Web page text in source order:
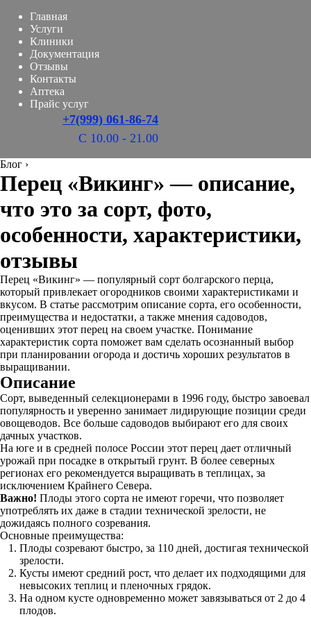
Главная
Услуги
Клиники
Документация
Отзывы
Контакты
Аптека
Прайс услуг
+7(999) 061-86-74
С 10.00 - 21.00
Блог ›
Перец «Викинг» — описание,
что это за сорт, фото,
особенности, характеристики,
отзывы
Перец «Викинг» — популярный сорт болгарского перца,
который привлекает огородников своими характеристиками и
вкусом. В статье рассмотрим описание сорта, его особенности,
преимущества и недостатки, а также мнения садоводов,
оценивших этот перец на своем участке. Понимание
характеристик сорта поможет вам сделать осознанный выбор
при планировании огорода и достичь хороших результатов в
выращивании.
Описание
Сорт, выведенный селекционерами в 1996 году, быстро завоевал
популярность и уверенно занимает лидирующие позиции среди
овощеводов. Все больше садоводов выбирают его для своих
дачных участков.
На юге и в средней полосе России этот перец дает отличный
урожай при посадке в открытый грунт. В более северных
регионах его рекомендуется выращивать в теплицах, за
исключением Крайнего Севера.
Важно! Плоды этого сорта не имеют горечи, что позволяет
употреблять их даже в стадии технической зрелости, не
дожидаясь полного созревания.
Основные преимущества:
Плоды созревают быстро, за 110 дней, достигая технической
зрелости.
Кусты имеют средний рост, что делает их подходящими для
невысоких теплиц и пленочных грядок.
На одном кусте одновременно может завязываться от 2 до 4
плодов.